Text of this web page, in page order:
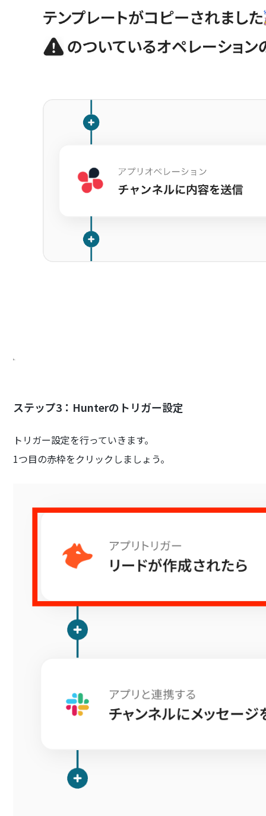
ステップ3：Hunterのトリガー設定
トリガー設定を行っていきます。
1つ目の赤枠をクリックしましょう。